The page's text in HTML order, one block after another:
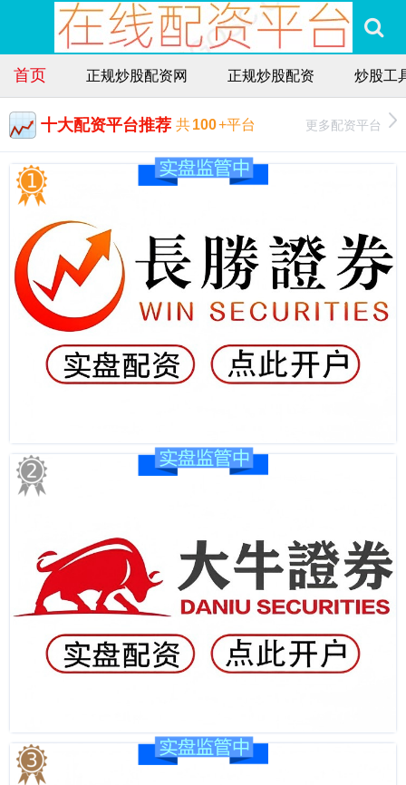
首页 正规炒股配资网 正规炒股配资 炒股工
十大配资平台推荐 共100+平台 更多配资平台